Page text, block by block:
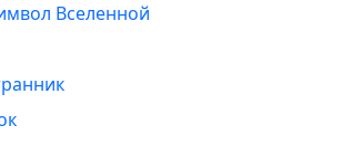
Вселенной